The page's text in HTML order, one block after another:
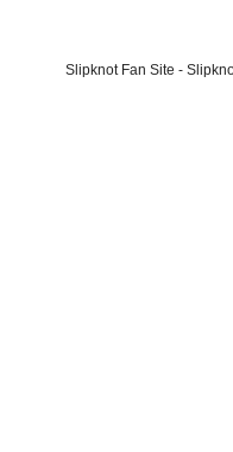
Slipknot Fan Site -